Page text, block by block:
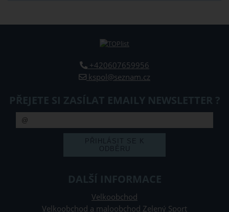
+420607659956
kspol@seznam.cz
PŘEJETE SI ZASÍLAT EMAILY NEWSLETTER ?
DALŠÍ INFORMACE
Velkoobchod
Velkoobchod a maloobchod Zelený Sport